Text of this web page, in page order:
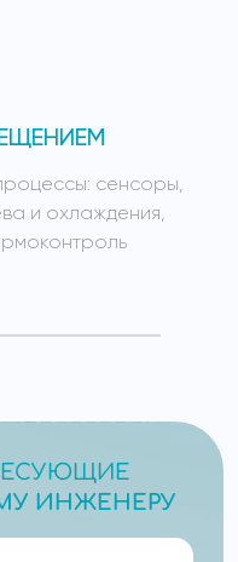
сенсоры,
и охлаждения,
ИНЖЕНЕРУ